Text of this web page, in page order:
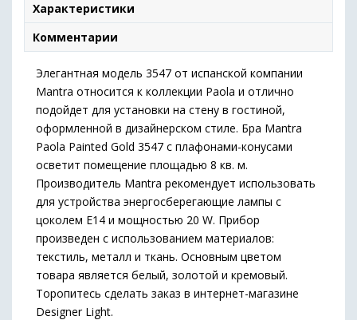
Характеристики
Комментарии
Элегантная модель 3547 от испанской компании
Mantra относится к коллекции Paola и отлично
подойдет для установки на стену в гостиной,
оформленной в дизайнерском стиле. Бра Mantra
Paola Painted Gold 3547 с плафонами-конусами
осветит помещение площадью 8 кв. м.
Производитель Mantra рекомендует использовать
для устройства энергосберегающие лампы с
цоколем E14 и мощностью 20 W. Прибор
произведен с использованием материалов:
текстиль, металл и ткань. Основным цветом
товара является белый, золотой и кремовый.
Торопитесь сделать заказ в интернет-магазине
Designer Light.